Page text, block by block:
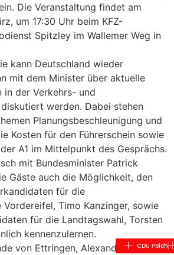
Die Veranstaltung findet am
um 17:30 Uhr beim KFZ-
Spitzley im Wallemer Weg in
kann Deutschland wieder
mit dem Minister über aktuelle
in der Verkehrs- und
werden. Dabei stehen
Planungsbeschleunigung und
Kosten für den Führerschein sowie
A1 im Mittelpunkt des Gesprächs.
mit Bundesminister Patrick
Gäste auch die Möglichkeit, den
für die
Vordereifel, Timo Kanzinger, sowie
für die Landtagswahl, Torsten
kennenzulernen.
von Ettringen, Alexander Weber,
CDU Polch